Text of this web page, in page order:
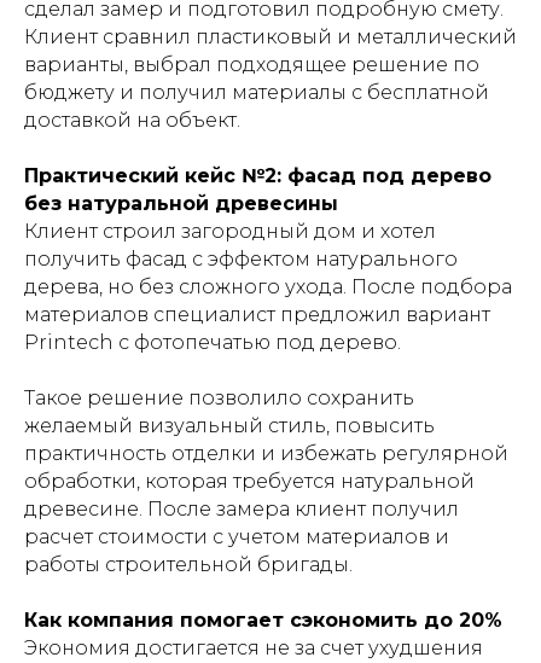
сделал замер и подготовил подробную смету.
Клиент сравнил пластиковый и металлический
варианты, выбрал подходящее решение по
бюджету и получил материалы с бесплатной
доставкой на объект.
Практический кейс №2: фасад под дерево
без натуральной древесины
Клиент строил загородный дом и хотел
получить фасад с эффектом натурального
дерева, но без сложного ухода. После подбора
материалов специалист предложил вариант
Printech с фотопечатью под дерево.
Такое решение позволило сохранить
желаемый визуальный стиль, повысить
практичность отделки и избежать регулярной
обработки, которая требуется натуральной
древесине. После замера клиент получил
расчет стоимости с учетом материалов и
работы строительной бригады.
Как компания помогает сэкономить до 20%
Экономия достигается не за счет ухудшения